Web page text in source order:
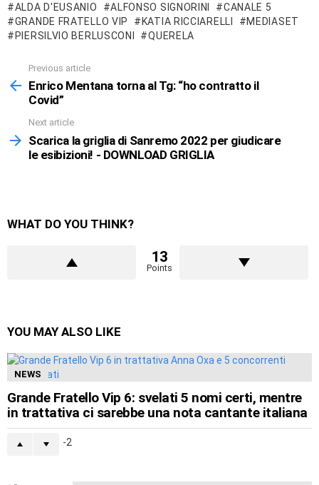
ALDA D'EUSANIO ALFONSO SIGNORINI
CANALE 5
GRANDE FRATELLO VIP
KATIA RICCIARELLI
MEDIASET
PIERSILVIO BERLUSCONI
QUERELA
more
Previous article
Enrico Mentana torna al Tg: “ho contratto il
Covid”
Next article
Scarica la griglia di Sanremo 2022 per giudicare
le esibizioni! - DOWNLOAD GRIGLIA
WHAT DO YOU THINK?
13
Points
YOU MAY ALSO LIKE
NEWS
Grande Fratello Vip 6: svelati 5 nomi certi, mentre
in trattativa ci sarebbe una nota cantante italiana
-2